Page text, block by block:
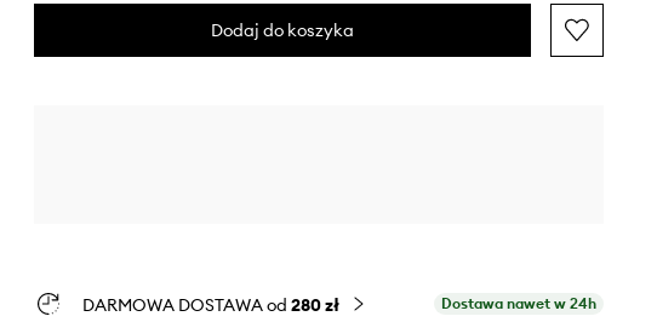
Dodaj do koszyka
DARMOWA DOSTAWA od 280 zł Dostawa nawet w 24h